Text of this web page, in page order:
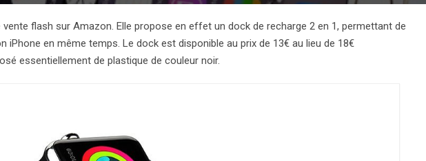
flash sur Amazon. Elle propose en effet un dock de recharge 2 en 1, permettant de
iPhone en même temps. Le dock est disponible au prix de 13€ au lieu de 18€
essentiellement de plastique de couleur noir.